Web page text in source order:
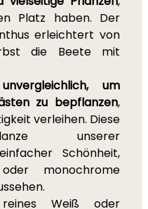
Platz haben. Der
erleichtert von
die Beete mit
um
zu bepflanzen,
verleihen. Diese
unserer
Schönheit,
monochrome
reines Weiß oder